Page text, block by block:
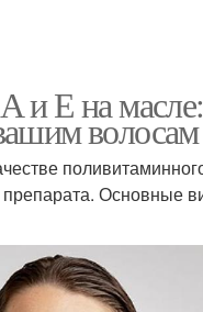
и Е на
волосам
препарата. Основные